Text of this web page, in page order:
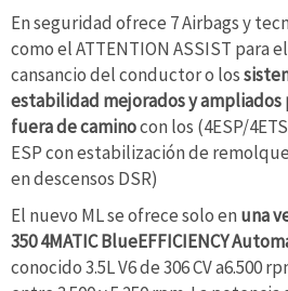
En seguridad ofrece 7 Airbags y
como el ATTENTION ASSIST para
cansancio del conductor o los
estabilidad mejorados y ampliados
fuera de caminocon los (4ESP/
ESP con estabilización de
en descensos DSR)
El nuevo ML se ofrece solo en una
350 4MATIC BlueEFFICIENCY
conocido 3.5L V6 de 306 CV a6.500